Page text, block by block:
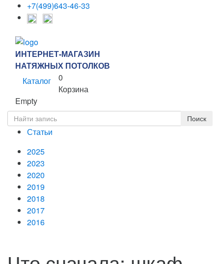
+7(499)643-46-33
ИНТЕРНЕТ-МАГАЗИН
НАТЯЖНЫХ ПОТОЛКОВ
Каталог
0
Корзина
Empty
Статьи
2025
2023
2020
2019
2018
2017
2016